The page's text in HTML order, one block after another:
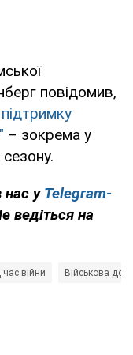
повідомив,
– зокрема у
нас у Telegram-
ведіться на
війни Військова